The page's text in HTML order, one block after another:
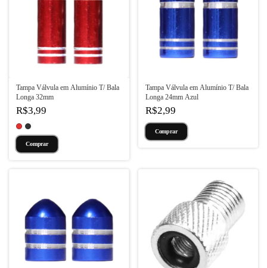
Tampa Válvula em Alumínio T/ Bala
Longa 32mm
R$3,99
Comprar
Tampa Válvula em Alumínio T/ Bala
Longa 24mm Azul
R$2,99